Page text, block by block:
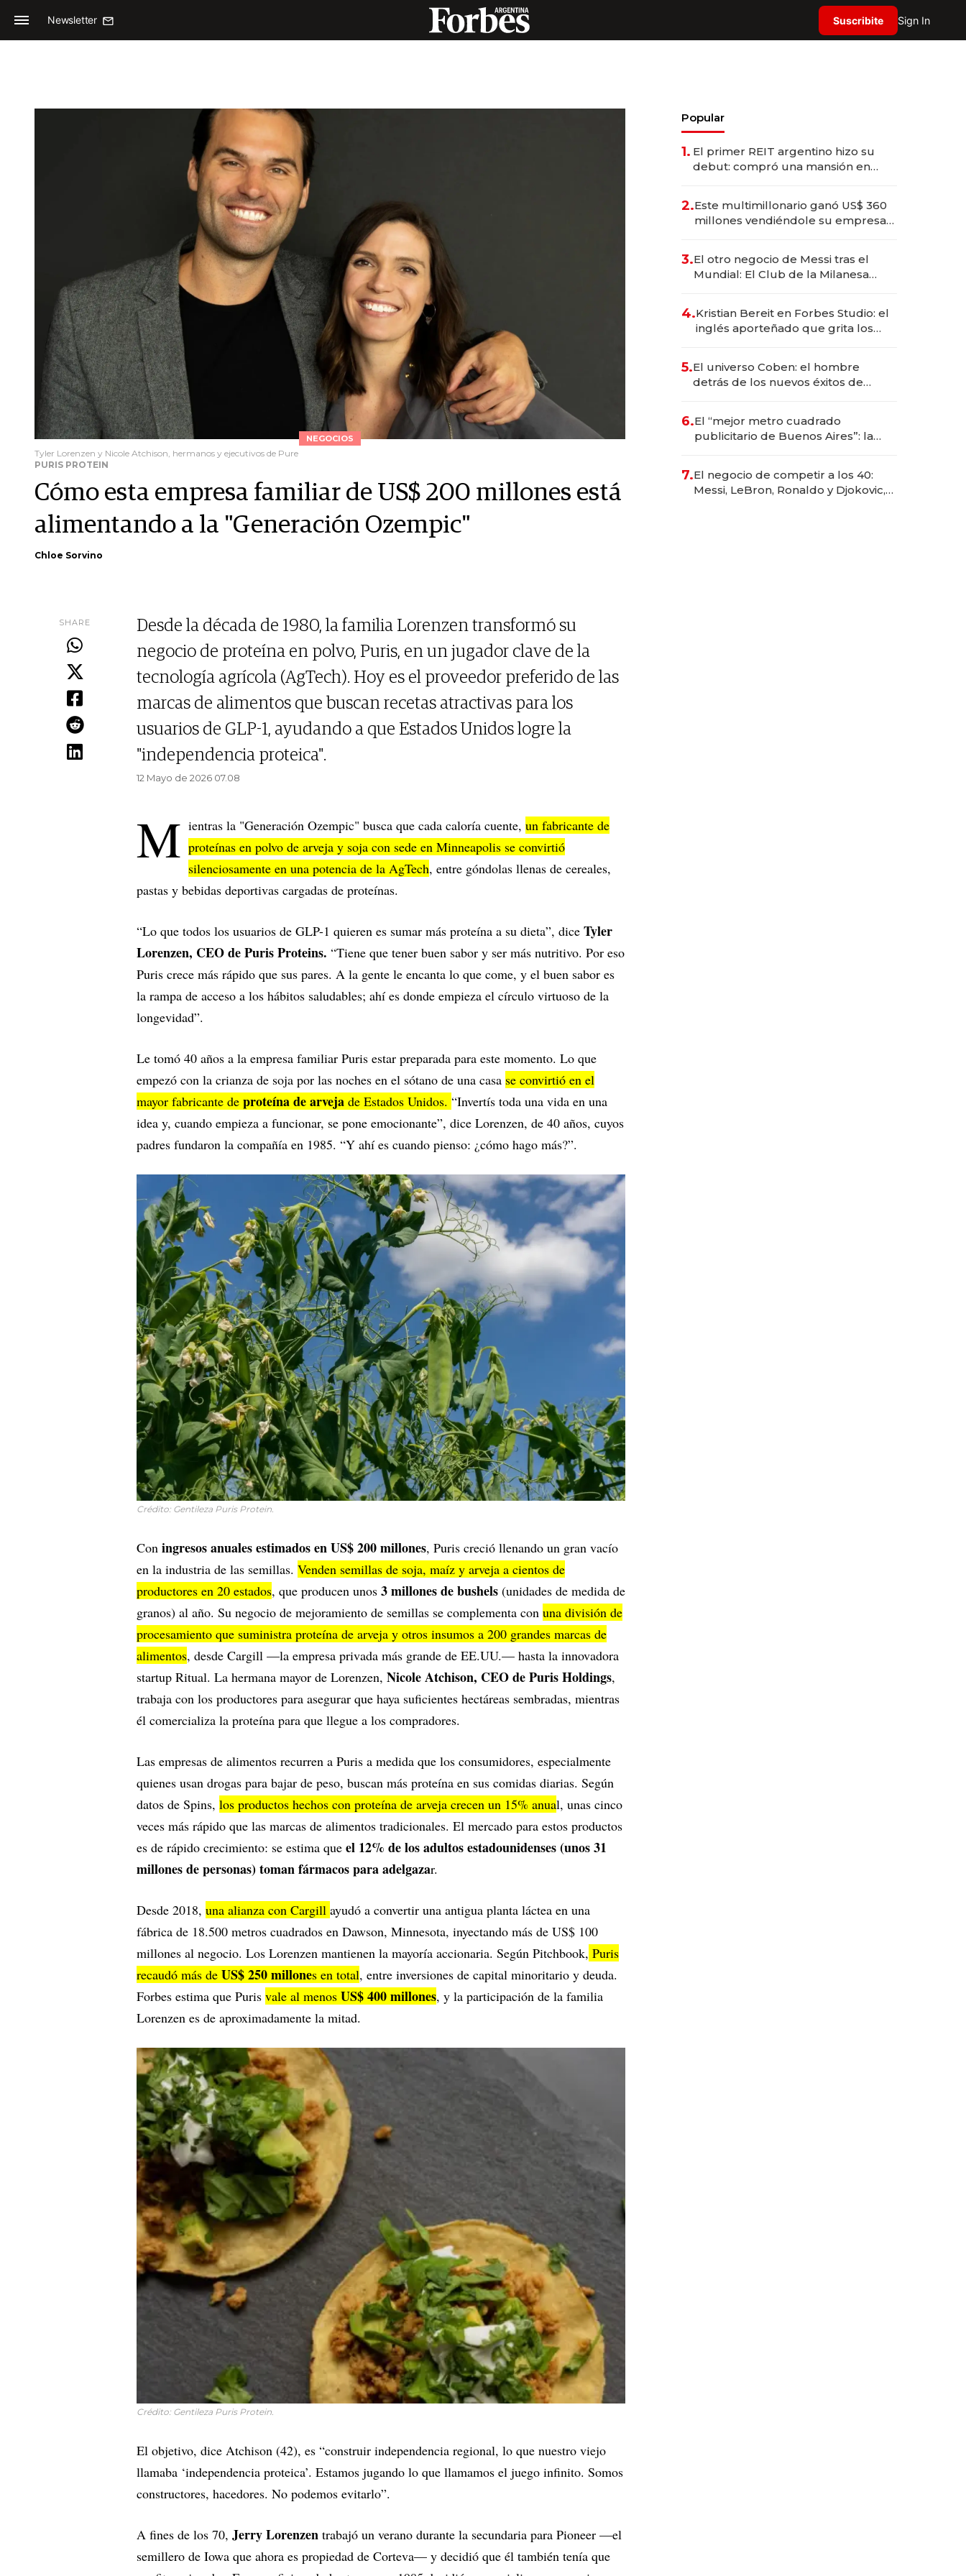
Newsletter Suscribite Sign In
NEGOCIOS
Tyler Lorenzen y Nicole Atchison, hermanos y ejecutivos de Pure
PURIS PROTEIN
Cómo esta empresa familiar de US$ 200 millones está
alimentando a la "Generación Ozempic"
Chloe Sorvino
SHARE
Desde la década de 1980, la familia Lorenzen transformó su
negocio de proteína en polvo, Puris, en un jugador clave de la
tecnología agrícola (AgTech). Hoy es el proveedor preferido de las
marcas de alimentos que buscan recetas atractivas para los
usuarios de GLP-1, ayudando a que Estados Unidos logre la
"independencia proteica".
12 Mayo de 2026 07.08
M ientras la "Generación Ozempic" busca que cada caloría cuente, un fabricante de
proteínas en polvo de arveja y soja con sede en Minneapolis se convirtió
silenciosamente en una potencia de la AgTech, entre góndolas llenas de cereales,
pastas y bebidas deportivas cargadas de proteínas.
“Lo que todos los usuarios de GLP-1 quieren es sumar más proteína a su dieta”, dice Tyler
Lorenzen, CEO de Puris Proteins. “Tiene que tener buen sabor y ser más nutritivo. Por eso
Puris crece más rápido que sus pares. A la gente le encanta lo que come, y el buen sabor es
la rampa de acceso a los hábitos saludables; ahí es donde empieza el círculo virtuoso de la
longevidad”.
Le tomó 40 años a la empresa familiar Puris estar preparada para este momento. Lo que
empezó con la crianza de soja por las noches en el sótano de una casa se convirtió en el
mayor fabricante de proteína de arveja de Estados Unidos. “Invertís toda una vida en una
idea y, cuando empieza a funcionar, se pone emocionante”, dice Lorenzen, de 40 años, cuyos
padres fundaron la compañía en 1985. “Y ahí es cuando pienso: ¿cómo hago más?”.
Crédito: Gentileza Puris Protein.
Con ingresos anuales estimados en US$ 200 millones, Puris creció llenando un gran vacío
en la industria de las semillas. Venden semillas de soja, maíz y arveja a cientos de
productores en 20 estados, que producen unos 3 millones de bushels (unidades de medida de
granos) al año. Su negocio de mejoramiento de semillas se complementa con una división de
procesamiento que suministra proteína de arveja y otros insumos a 200 grandes marcas de
alimentos, desde Cargill —la empresa privada más grande de EE.UU.— hasta la innovadora
startup Ritual. La hermana mayor de Lorenzen, Nicole Atchison, CEO de Puris Holdings,
trabaja con los productores para asegurar que haya suficientes hectáreas sembradas, mientras
él comercializa la proteína para que llegue a los compradores.
Las empresas de alimentos recurren a Puris a medida que los consumidores, especialmente
quienes usan drogas para bajar de peso, buscan más proteína en sus comidas diarias. Según
datos de Spins, los productos hechos con proteína de arveja crecen un 15% anual, unas cinco
veces más rápido que las marcas de alimentos tradicionales. El mercado para estos productos
es de rápido crecimiento: se estima que el 12% de los adultos estadounidenses (unos 31
millones de personas) toman fármacos para adelgazar.
Desde 2018, una alianza con Cargill ayudó a convertir una antigua planta láctea en una
fábrica de 18.500 metros cuadrados en Dawson, Minnesota, inyectando más de US$ 100
millones al negocio. Los Lorenzen mantienen la mayoría accionaria. Según Pitchbook, Puris
recaudó más de US$ 250 millones en total, entre inversiones de capital minoritario y deuda.
Forbes estima que Puris vale al menos US$ 400 millones, y la participación de la familia
Lorenzen es de aproximadamente la mitad.
Crédito: Gentileza Puris Protein.
El objetivo, dice Atchison (42), es “construir independencia regional, lo que nuestro viejo
llamaba ‘independencia proteica’. Estamos jugando lo que llamamos el juego infinito. Somos
constructores, hacedores. No podemos evitarlo”.
A fines de los 70, Jerry Lorenzen trabajó un verano durante la secundaria para Pioneer —el
semillero de Iowa que ahora es propiedad de Corteva— y decidió que él también tenía que
Popular
1. El primer REIT argentino hizo su
debut: compró una mansión en
2.Este multimillonario ganó US$ 360
millones vendiéndole su empresa
3.El otro negocio de Messi tras el
Mundial: El Club de la Milanesa
4.Kristian Bereit en Forbes Studio: el
inglés aporteñado que grita los
200M.
5.El universo Coben: el hombre
detrás de los nuevos éxitos de
6.El “mejor metro cuadrado
publicitario de Buenos Aires”: la
autos
7.El negocio de competir a los 40:
Messi, LeBron, Ronaldo y Djokovic,